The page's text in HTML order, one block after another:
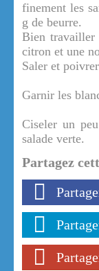
finement les
g de beurre.
Bien travailler
citron et une
Saler et
Garnir les
Ciseler un
salade verte.
Partagez